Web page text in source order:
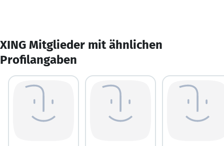
XING Mitglieder mit ähnlichen
Profilangaben